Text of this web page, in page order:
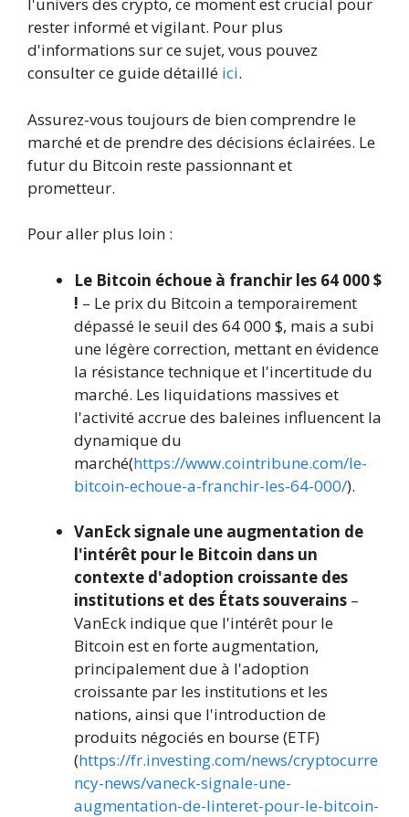
rester informé et vigilant. Pour plus
d'informations sur ce sujet, vous pouvez
consulter ce guide détaillé ici.
Assurez-vous toujours de bien comprendre le
marché et de prendre des décisions éclairées. Le
futur du Bitcoin reste passionnant et
prometteur.
Pour aller plus loin :
Le Bitcoin échoue à franchir les 64 000 $
! – Le prix du Bitcoin a temporairement
dépassé le seuil des 64 000 $, mais a subi
une légère correction, mettant en évidence
la résistance technique et l'incertitude du
marché. Les liquidations massives et
l'activité accrue des baleines influencent la
dynamique du
marché(https://www.cointribune.com/le-
bitcoin-echoue-a-franchir-les-64-000/).
VanEck signale une augmentation de
l'intérêt pour le Bitcoin dans un
contexte d'adoption croissante des
institutions et des États souverains –
VanEck indique que l'intérêt pour le
Bitcoin est en forte augmentation,
principalement due à l'adoption
croissante par les institutions et les
nations, ainsi que l'introduction de
produits négociés en bourse (ETF)
(https://fr.investing.com/news/cryptocurre
ncy-news/vaneck-signale-une-
augmentation-de-linteret-pour-le-bitcoin-